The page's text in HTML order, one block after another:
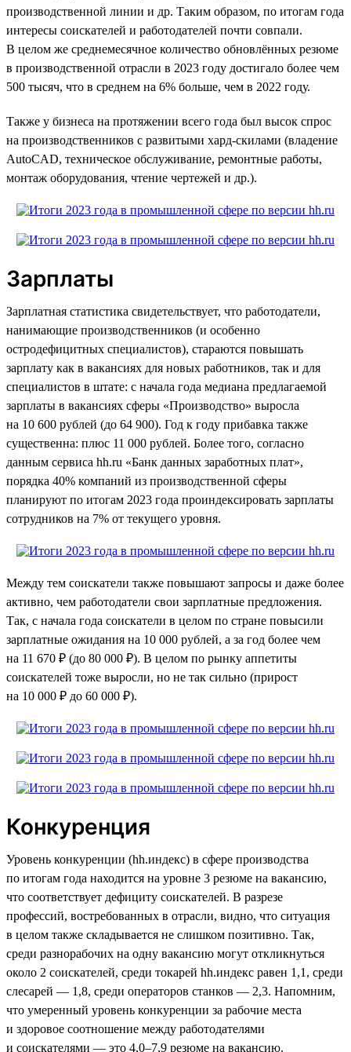
производственной линии и др. Таким образом, по итогам года
интересы соискателей и работодателей почти совпали.
В целом же среднемесячное количество обновлённых резюме
в производственной отрасли в 2023 году достигало более чем
500 тысяч, что в среднем на 6% больше, чем в 2022 году.
Также у бизнеса на протяжении всего года был высок спрос
на производственников с развитыми хард-скилами (владение
AutoCAD, техническое обслуживание, ремонтные работы,
монтаж оборудования, чтение чертежей и др.).
Зарплаты
Зарплатная статистика свидетельствует, что работодатели,
нанимающие производственников (и особенно
остродефицитных специалистов), стараются повышать
зарплату как в вакансиях для новых работников, так и для
специалистов в штате: с начала года медиана предлагаемой
зарплаты в вакансиях сферы «Производство» выросла
на 10 600 рублей (до 64 900). Год к году прибавка также
существенна: плюс 11 000 рублей. Более того, согласно
данным сервиса hh.ru «Банк данных заработных плат»,
порядка 40% компаний из производственной сферы
планируют по итогам 2023 года проиндексировать зарплаты
сотрудников на 7% от текущего уровня.
Между тем соискатели также повышают запросы и даже более
активно, чем работодатели свои зарплатные предложения.
Так, с начала года соискатели в целом по стране повысили
зарплатные ожидания на 10 000 рублей, а за год более чем
на 11 670 ₽ (до 80 000 ₽). В целом по рынку аппетиты
соискателей тоже выросли, но не так сильно (прирост
на 10 000 ₽ до 60 000 ₽).
Конкуренция
Уровень конкуренции (hh.индекс) в сфере производства
по итогам года находится на уровне 3 резюме на вакансию,
что соответствует дефициту соискателей. В разрезе
профессий, востребованных в отрасли, видно, что ситуация
в целом также складывается не слишком позитивно. Так,
среди разнорабочих на одну вакансию могут откликнуться
около 2 соискателей, среди токарей hh.индекс равен 1,1, среди
слесарей — 1,8, среди операторов станков — 2,3. Напомним,
что умеренный уровень конкуренции за рабочие места
и здоровое соотношение между работодателями
и соискателями — это 4,0–7,9 резюме на вакансию.